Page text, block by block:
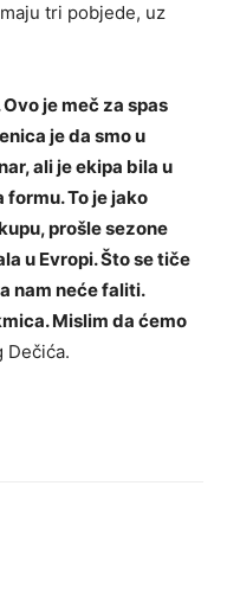
tri pobjede, uz
je meč za spas
je da smo u
ali je ekipa bila u
To je jako
prošle sezone
u Evropi. Što se tiče
nam neće faliti.
Mislim da ćemo
Dečića.